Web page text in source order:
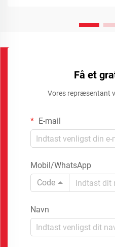
Få et
Vores repræsentant
E-mail
Mobil/WhatsApp
Code
Navn